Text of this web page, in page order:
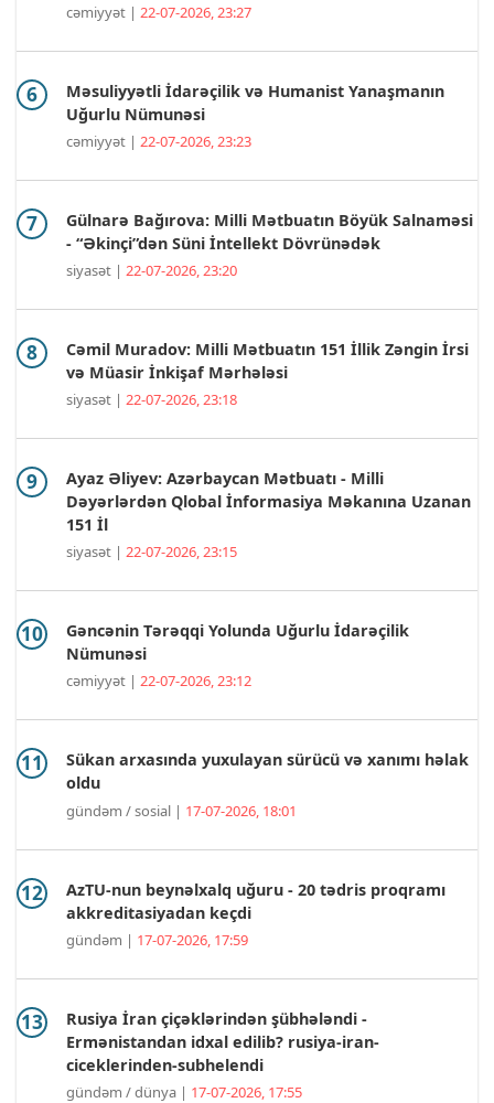
cəmiyyət | 22-07-2026, 23:27
Məsuliyyətli İdarəçilik və Humanist Yanaşmanın
Uğurlu Nümunəsi
cəmiyyət | 22-07-2026, 23:23
Gülnarə Bağırova: Milli Mətbuatın Böyük Salnaməsi
- “Əkinçi”dən Süni İntellekt Dövrünədək
siyasət | 22-07-2026, 23:20
Cəmil Muradov: Milli Mətbuatın 151 İllik Zəngin İrsi
və Müasir İnkişaf Mərhələsi
siyasət | 22-07-2026, 23:18
Ayaz Əliyev: Azərbaycan Mətbuatı - Milli
Dəyərlərdən Qlobal İnformasiya Məkanına Uzanan
151 İl
siyasət | 22-07-2026, 23:15
Gəncənin Tərəqqi Yolunda Uğurlu İdarəçilik
Nümunəsi
cəmiyyət | 22-07-2026, 23:12
Sükan arxasında yuxulayan sürücü və xanımı həlak
oldu
gündəm / sosial | 17-07-2026, 18:01
AzTU-nun beynəlxalq uğuru - 20 tədris proqramı
akkreditasiyadan keçdi
gündəm | 17-07-2026, 17:59
Rusiya İran çiçəklərindən şübhələndi -
Ermənistandan idxal edilib? rusiya-iran-
ciceklerinden-subhelendi
gündəm / dünya | 17-07-2026, 17:55